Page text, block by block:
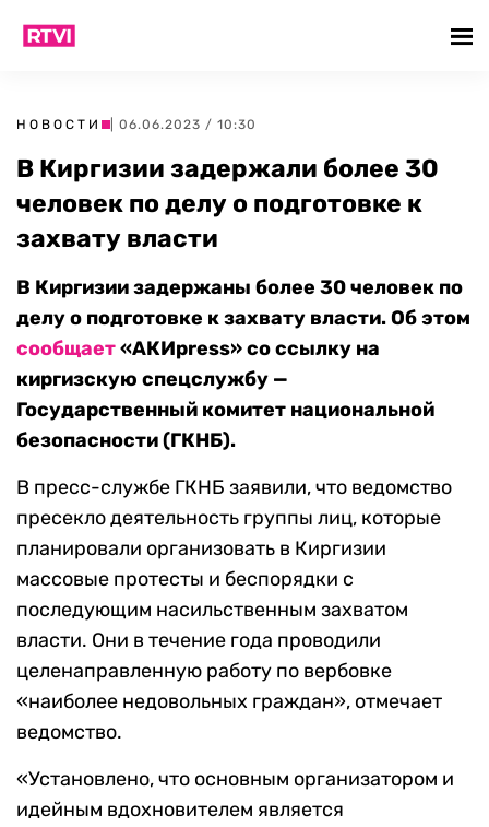
НОВОСТИ | 06.06.2023 / 10:30
В Киргизии задержали более 30
человек по делу о подготовке к
захвату власти
В Киргизии задержаны более 30 человек по
делу о подготовке к захвату власти. Об этом
сообщает«АКИpress» со ссылку на
киргизскую спецслужбу —
Государственный комитет национальной
безопасности (ГКНБ).
В пресс-службе ГКНБ заявили, что ведомство
пресекло деятельность группы лиц, которые
планировали организовать в Киргизии
массовые протесты и беспорядки с
последующим насильственным захватом
власти. Они в течение года проводили
целенаправленную работу по вербовке
«наиболее недовольных граждан», отмечает
ведомство.
«Установлено, что основным организатором и
идейным вдохновителем является